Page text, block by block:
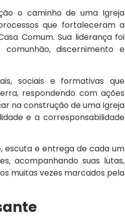
o caminho de uma Igreja
que fortaleceram a
Comum. Sua liderança foi
discernimento e
sociais e formativas que
respondendo com ações
na construção de uma Igreja
e a corresponsabilidade
escuta e entrega de cada um
acompanhando suas lutas,
muitas vezes marcados pela